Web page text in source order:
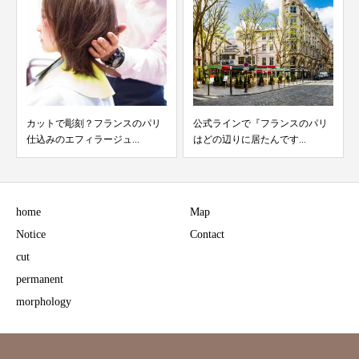
カットで彫刻？フランスのパリ
仕込みのエフィラージュ...
公式ラインで『フランスのパリ
はどの辺りに居たんです...
home
Notice
cut
permanent
morphology
Map
Contact